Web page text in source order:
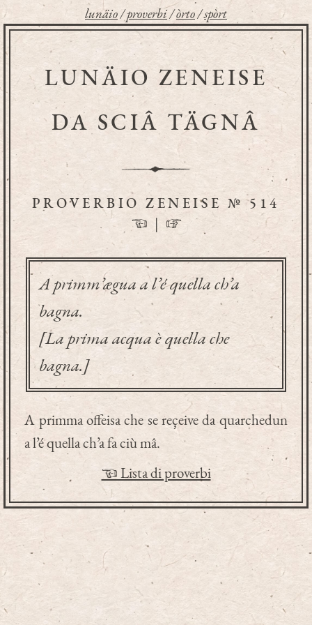
lunäio/proverbi/òrto/spòrt
LUNÄIO ZENEISE
DA SCIÂ TÄGNÂ
PROVERBIO ZENEISE № 514
☜ | ☞
A primm’ægua a l’é quella ch’a
bagna.
[La prima acqua è quella che
bagna.]
A primma offeisa che se reçeive da quarchedun
a l’é quella ch’a fa ciù mâ.
☜ Lista di proverbi